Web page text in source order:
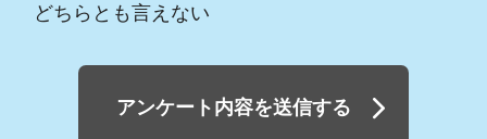
どちらとも言えない
アンケート内容を送信する